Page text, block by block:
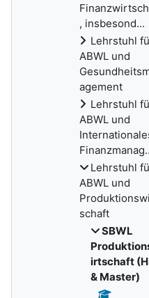
, insbesond...
Lehrstuhl
ABWL und
agement
Lehrstuhl
ABWL und
Lehrstuhl
ABWL und
schaft
SBWL
irtschaft
& Master)